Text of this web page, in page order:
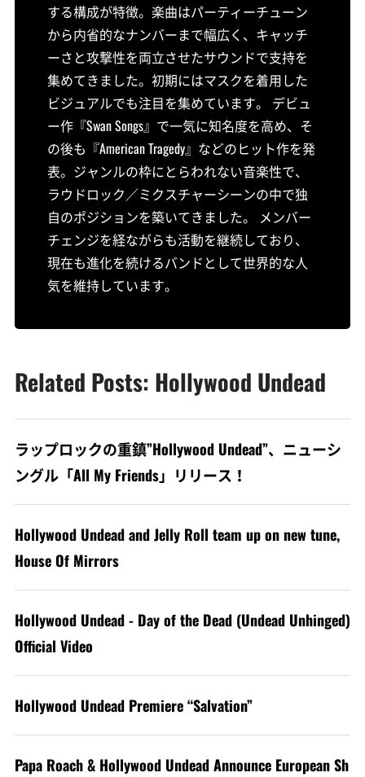
する構成が特徴。楽曲はパーティーチューン
から内省的なナンバーまで幅広く、キャッチ
ーさと攻撃性を両立させたサウンドで支持を
集めてきました。初期にはマスクを着用した
ビジュアルでも注目を集めています。 デビュ
ー作『Swan Songs』で一気に知名度を高め、そ
の後も『American Tragedy』などのヒット作を発
表。ジャンルの枠にとらわれない音楽性で、
ラウドロック／ミクスチャーシーンの中で独
自のポジションを築いてきました。 メンバー
チェンジを経ながらも活動を継続しており、
現在も進化を続けるバンドとして世界的な人
気を維持しています。
Related Posts: Hollywood Undead
ラップロックの重鎮”Hollywood Undead”、ニューシ
ングル「All My Friends」リリース！
Hollywood Undead and Jelly Roll team up on new tune,
House Of Mirrors
Hollywood Undead - Day of the Dead (Undead Unhinged)
Official Video
Hollywood Undead Premiere “Salvation”
Papa Roach & Hollywood Undead Announce European Sh